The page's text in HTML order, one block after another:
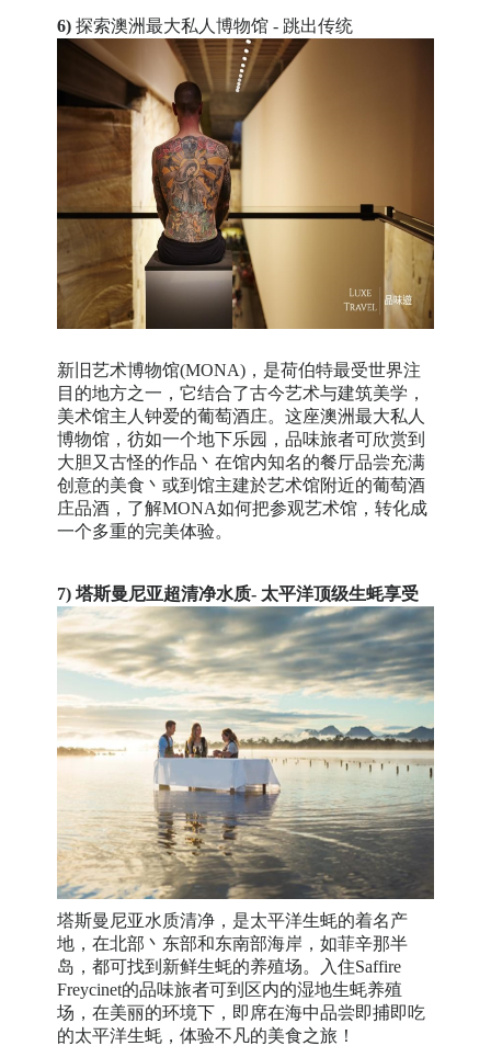
6) 探索澳洲最大私人博物馆 - 跳出传统
新旧艺术博物馆(MONA)，是荷伯特最受世界注
目的地方之一，它结合了古今艺术与建筑美学，
美术馆主人钟爱的葡萄酒庄。这座澳洲最大私人
博物馆，彷如一个地下乐园，品味旅者可欣赏到
大胆又古怪的作品丶在馆内知名的餐厅品尝充满
创意的美食丶或到馆主建於艺术馆附近的葡萄酒
庄品酒，了解MONA如何把参观艺术馆，转化成
一个多重的完美体验。
7) 塔斯曼尼亚超清净水质- 太平洋顶级生蚝享受
塔斯曼尼亚水质清净，是太平洋生蚝的着名产
地，在北部丶东部和东南部海岸，如菲辛那半
岛，都可找到新鲜生蚝的养殖场。入住Saffire
Freycinet的品味旅者可到区内的湿地生蚝养殖
场，在美丽的环境下，即席在海中品尝即捕即吃
的太平洋生蚝，体验不凡的美食之旅！